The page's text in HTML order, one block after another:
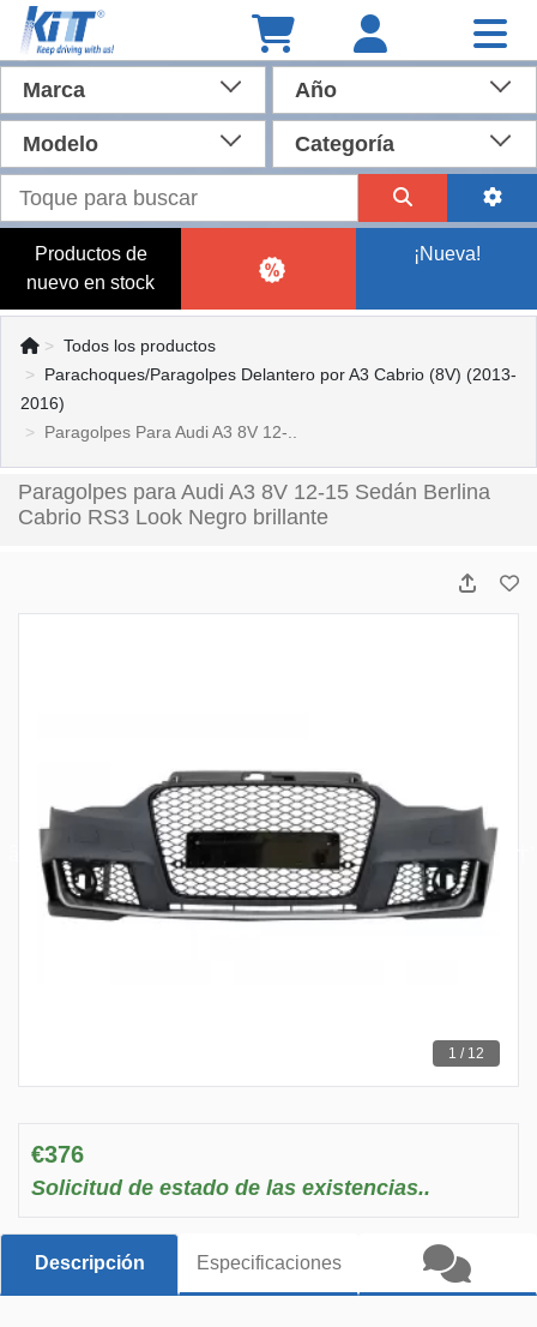
Marca Año
Modelo Categoría
Productos de
nuevo en stock
¡Nueva!
Todos los productos
Parachoques/Paragolpes Delantero por A3 Cabrio (8V) (2013-
2016)
Paragolpes Para Audi A3 8V 12-..
Paragolpes para Audi A3 8V 12-15 Sedán Berlina
Cabrio RS3 Look Negro brillante
1 / 12
€376
Solicitud de estado de las existencias..
Descripción Especificaciones